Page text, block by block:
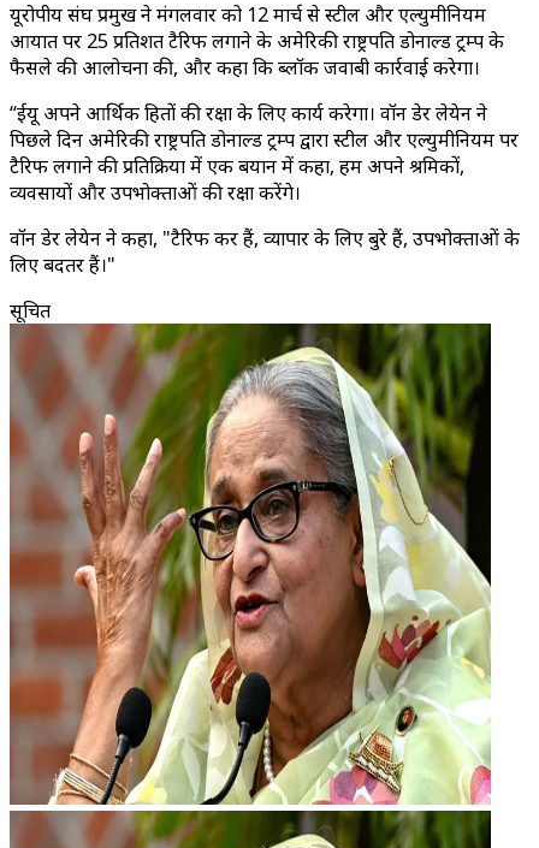
यूरोपीय संघ प्रमुख ने मंगलवार को 12 मार्च से स्टील और एल्युमीनियम
आयात पर 25 प्रतिशत टैरिफ लगाने के अमेरिकी राष्ट्रपति डोनाल्ड ट्रम्प के
फैसले की आलोचना की, और कहा कि ब्लॉक जवाबी कार्रवाई करेगा।
“ईयू अपने आर्थिक हितों की रक्षा के लिए कार्य करेगा। वॉन डेर लेयेन ने
पिछले दिन अमेरिकी राष्ट्रपति डोनाल्ड ट्रम्प द्वारा स्टील और एल्युमीनियम पर
टैरिफ लगाने की प्रतिक्रिया में एक बयान में कहा, हम अपने श्रमिकों,
व्यवसायों और उपभोक्ताओं की रक्षा करेंगे।
वॉन डेर लेयेन ने कहा, "टैरिफ कर हैं, व्यापार के लिए बुरे हैं, उपभोक्ताओं के
लिए बदतर हैं।"
सूचित